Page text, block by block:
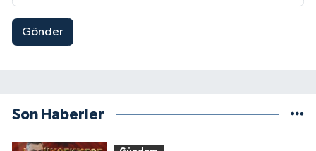
Gönder
Son Haberler